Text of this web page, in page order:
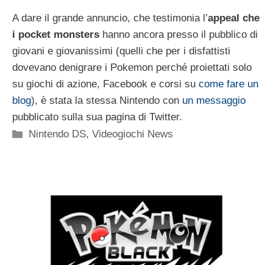
A dare il grande annuncio, che testimonia l’appeal che
i pocket monsters hanno ancora presso il pubblico di
giovani e giovanissimi (quelli che per i disfattisti
dovevano denigrare i Pokemon perché proiettati solo
su giochi di azione, Facebook e corsi su come fare un
blog), è stata la stessa Nintendo con un messaggio
pubblicato sulla sua pagina di Twitter.
Categorie
Nintendo DS,Videogiochi News